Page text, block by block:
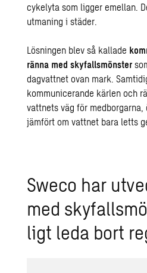
cykelyta som ligger emellan.
utmaning i städer.
Lösningen blev så kallade
ränna med skyfallsmönster
dagvattnet ovan mark.
kommunicerande kärlen och
vattnets väg för
jämfört om vattnet bara letts
Sweco har
med
ligt leda bort